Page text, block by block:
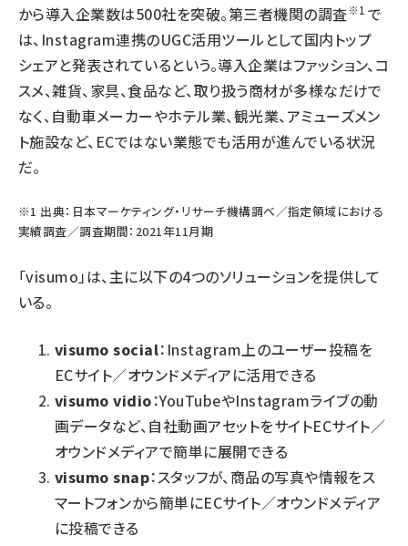
から導入企業数は500社を突破。第三者機関の調査※1 で
は、Instagram連携のUGC活用ツールとして国内トップ
シェアと発表されているという。導入企業はファッション、コ
スメ、雑貨、家具、食品など、取り扱う商材が多様なだけで
なく、自動車メーカーやホテル業、観光業、アミューズメン
ト施設など、ECではない業態でも活用が進んでいる状況
だ。
※1 出典：日本マーケティング・リサーチ機構調べ／指定領域における
実績調査／調査期間：2021年11月期
「visumo」は、主に以下の4つのソリューションを提供して
いる。
visumo social：Instagram上のユーザー投稿を
ECサイト／オウンドメディアに活用できる
visumo vidio：YouTubeやInstagramライブの動
画データなど、自社動画アセットをサイトECサイト／
オウンドメディアで簡単に展開できる
visumo snap：スタッフが、商品の写真や情報をス
マートフォンから簡単にECサイト／オウンドメディア
に投稿できる